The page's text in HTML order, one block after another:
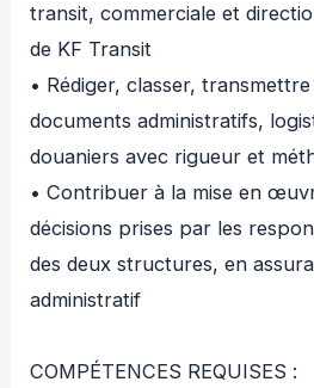
transit, commerciale et
de KF Transit
• Rédiger, classer,
documents administratifs,
douaniers avec rigueur et
• Contribuer à la mise en
décisions prises par les
des deux structures, en
administratif
COMPÉTENCES REQUISES :